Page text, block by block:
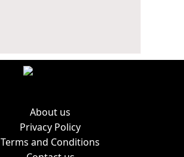
About us
Privacy Policy
Terms and Conditions